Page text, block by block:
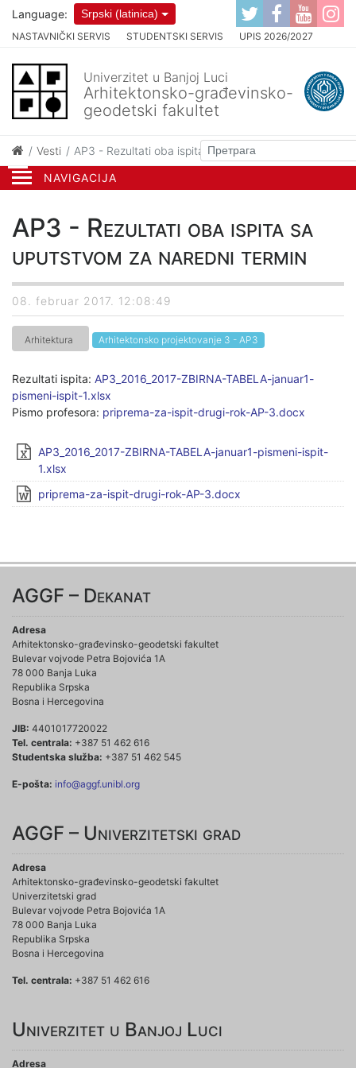
NAVIGACIJA
NASTAVNIČKI SERVIS STUDENTSKI SERVIS UPIS 2026/2027
Language: Srpski (latinica)
Univerzitet u Banjoj Luci
Arhitektonsko-građevinsko-
geodetski fakultet
Vesti AP3 - Rezultati oba ispita sa uputstvom za naredni
AP3 - Rezultati oba ispita sa
uputstvom za naredni termin
08. februar 2017. 12:08:49
Arhitektura Arhitektonsko projektovanje 3 - AP3
Rezultati ispita: AP3_2016_2017-ZBIRNA-TABELA-januar1-
pismeni-ispit-1.xlsx
Pismo profesora: priprema-za-ispit-drugi-rok-AP-3.docx
AP3_2016_2017-ZBIRNA-TABELA-januar1-pismeni-ispit-
1.xlsx
priprema-za-ispit-drugi-rok-AP-3.docx
AGGF – Dekanat
Adresa
Arhitektonsko-građevinsko-geodetski fakultet
Bulevar vojvode Petra Bojovića 1A
78 000 Banja Luka
Republika Srpska
Bosna i Hercegovina
JIB: 4401017720022
Tel. centrala: +387 51 462 616
Studentska služba: +387 51 462 545
E-pošta: info@aggf.unibl.org
AGGF – Univerzitetski grad
Adresa
Arhitektonsko-građevinsko-geodetski fakultet
Univerzitetski grad
Bulevar vojvode Petra Bojovića 1A
78 000 Banja Luka
Republika Srpska
Bosna i Hercegovina
Tel. centrala: +387 51 462 616
Univerzitet u Banjoj Luci
Adresa